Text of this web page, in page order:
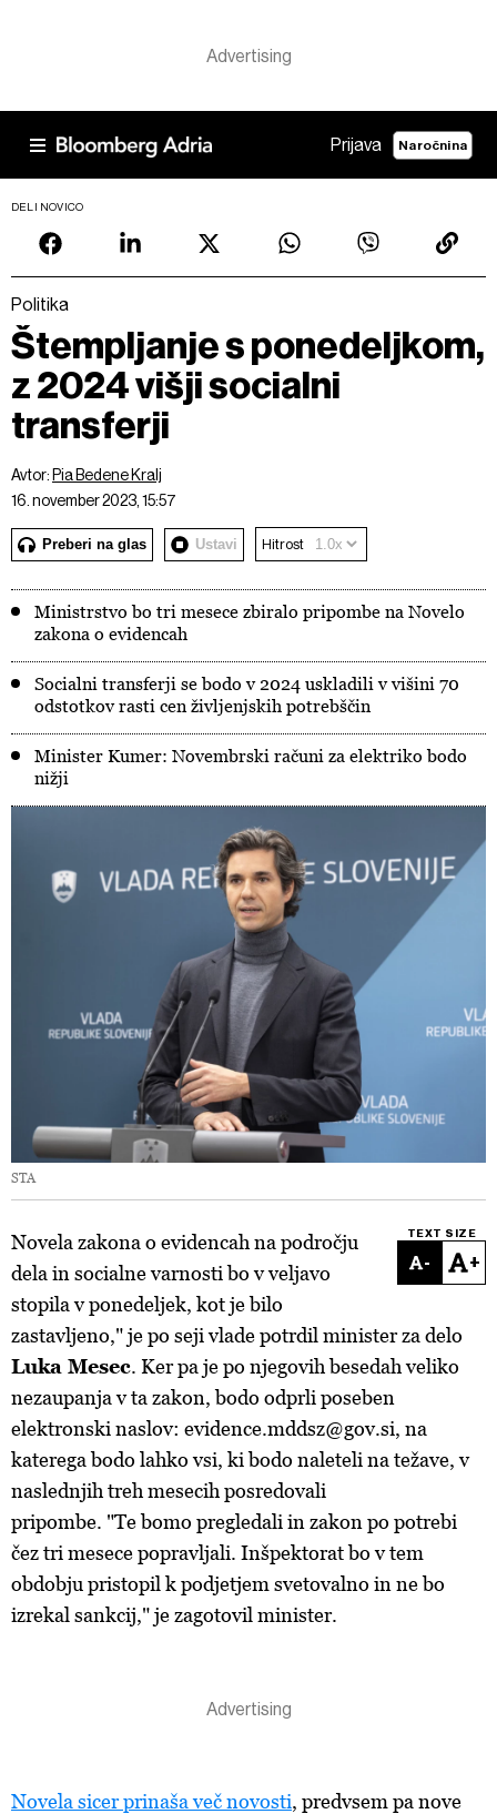
Prijava Naročnina
DELI NOVICO
Politika
Štempljanje s ponedeljkom,
z 2024 višji socialni
transferji
Avtor: Pia Bedene Kralj
16. november 2023, 15:57
Preberi na glas Ustavi Hitrost
Ministrstvo bo tri mesece zbiralo pripombe na Novelo
zakona o evidencah
Socialni transferji se bodo v 2024 uskladili v višini 70
odstotkov rasti cen življenjskih potrebščin
Minister Kumer: Novembrski računi za elektriko bodo
nižji
STA
TEXT SIZE
- +
Novela zakona o evidencah na področju
dela in socialne varnosti bo v veljavo
stopila v ponedeljek, kot je bilo
zastavljeno," je po seji vlade potrdil minister za delo
Luka Mesec. Ker pa je po njegovih besedah veliko
nezaupanja v ta zakon, bodo odprli poseben
elektronski naslov: evidence.mddsz@gov.si, na
katerega bodo lahko vsi, ki bodo naleteli na težave, v
naslednjih treh mesecih posredovali
pripombe. "Te bomo pregledali in zakon po potrebi
čez tri mesece popravljali. Inšpektorat bo v tem
obdobju pristopil k podjetjem svetovalno in ne bo
izrekal sankcij," je zagotovil minister.
Novela sicer prinaša več novosti, predvsem pa nove